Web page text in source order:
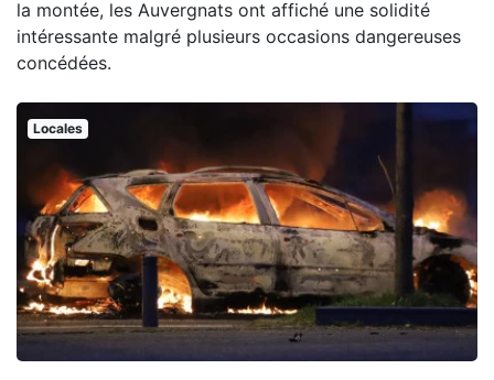
la montée, les Auvergnats ont affiché une solidité
intéressante malgré plusieurs occasions dangereuses
concédées.
Locales